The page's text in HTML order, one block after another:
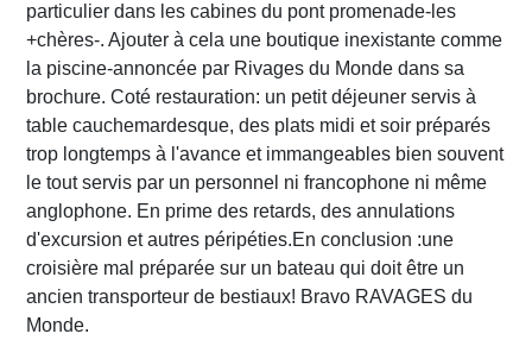
particulier dans les cabines du pont promenade-les
+chères-. Ajouter à cela une boutique inexistante comme
la piscine-annoncée par Rivages du Monde dans sa
brochure. Coté restauration: un petit déjeuner servis à
table cauchemardesque, des plats midi et soir préparés
trop longtemps à l'avance et immangeables bien souvent
le tout servis par un personnel ni francophone ni même
anglophone. En prime des retards, des annulations
d'excursion et autres péripéties.En conclusion :une
croisière mal préparée sur un bateau qui doit être un
ancien transporteur de bestiaux! Bravo RAVAGES du
Monde.